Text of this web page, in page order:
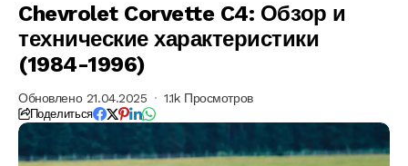
Chevrolet Corvette C4: Обзор и
технические характеристики
(1984-1996)
Обновлено 21.04.2025 1.1k Просмотров
Поделиться